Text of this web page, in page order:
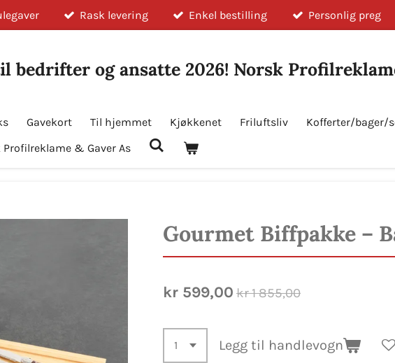
Rask levering Enkel bestilling Personlig preg
bedrifter og ansatte 2026! Norsk
Gavekort Til hjemmet Kjøkkenet Friluftsliv
Kofferter/bager/
Profilreklame & Gaver As
Gourmet Biffpakke –
kr 599,00 kr 1 855,00
Legg til handlevogn